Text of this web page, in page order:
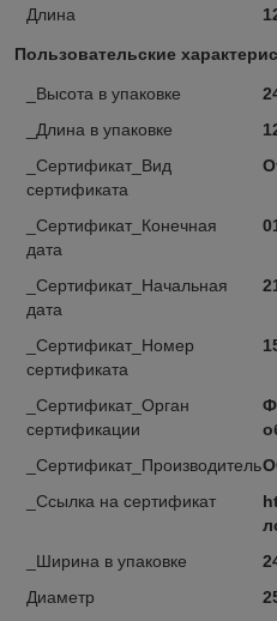
Длина
Пользовательские
_Высота в упаковке
_Длина в упаковке
_Сертификат_Вид
сертификата
_Сертификат_Конечная
дата
_Сертификат_Начальная
дата
_Сертификат_Номер
сертификата
_Сертификат_Орган
сертификации
_Сертификат_Производитель
_Ссылка на сертификат
_Ширина в упаковке
Диаметр